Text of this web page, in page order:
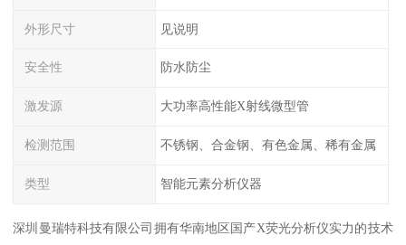
外形尺寸 见说明
安全性 防水防尘
激发源 大功率高性能X射线微型管
检测范围 不锈钢、合金钢、有色金属、稀有金属
类型 智能元素分析仪器
深圳曼瑞特科技有限公司拥有华南地区国产X荧光分析仪实力的技术